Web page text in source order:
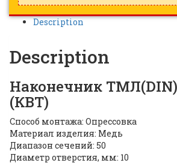
Description
Description
Наконечник TMЛ(DIN)
(КВТ)
Способ монтажа: Опрессовка
Материал изделия: Медь
Диапазон сечений: 50
Диаметр отверстия, мм: 10